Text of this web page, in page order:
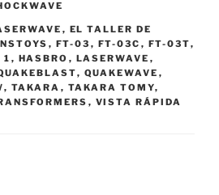
, EL TALLER DE
, FT-03 , FT-03C , FT-03T,
1 , HASBRO , LASERWAVE ,
, QUAKEWAVE ,
, TAKARA , TAKARA TOMY,
, VISTA RÁPIDA